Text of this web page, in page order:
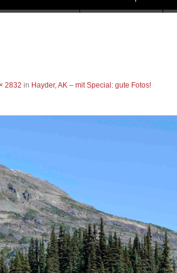
2832 in Hayder, AK – mit Special: gute Fotos!